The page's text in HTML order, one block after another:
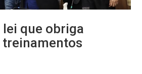
que obriga
treinamentos